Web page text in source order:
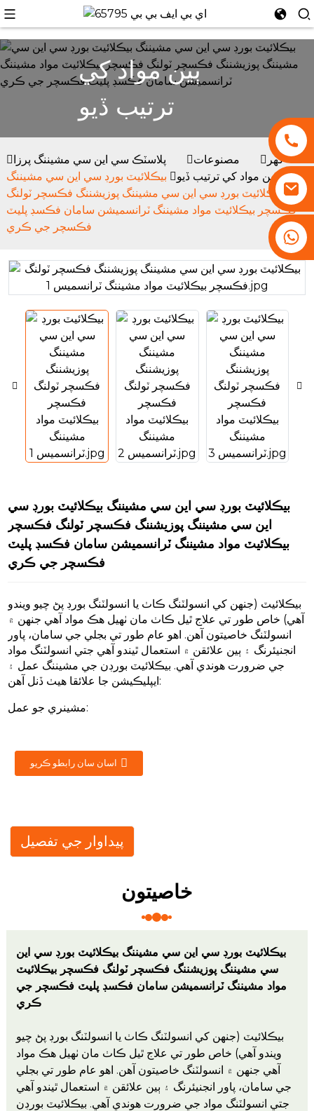
ٻين مواد کي
ترتيب ڏيو
گھر مصنوعات
پلاسٽڪ سي اين سي مشيننگ پرزا
ٻين مواد کي ترتيب ڏيو
بيڪلائيٽ بورڊ سي اين سي مشيننگ
بيڪلائيٽ بورڊ سي اين سي مشيننگ پوزيشننگ فڪسچر ٽولنگ
فڪسچر بيڪلائيٽ مواد مشيننگ ٽرانسميشن سامان فڪسڊ پليٽ
فڪسچر جي ڪري
بيڪلائيٽ بورڊ سي اين سي مشيننگ بيڪلائيٽ بورڊ سي
اين سي مشيننگ پوزيشننگ فڪسچر ٽولنگ فڪسچر
بيڪلائيٽ مواد مشيننگ ٽرانسميشن سامان فڪسڊ پليٽ
فڪسچر جي ڪري
بيڪلائيٽ (جنهن کي انسولٽنگ ڪاٺ يا انسولٽنگ بورڊ پڻ چيو ويندو
آهي) خاص طور تي علاج ٿيل ڪاٺ مان ٺهيل هڪ مواد آهي جنهن ۾
انسولٽنگ خاصيتون آهن. اهو عام طور تي بجلي جي سامان، پاور
انجنيئرنگ ۽ ٻين علائقن ۾ استعمال ٿيندو آهي جتي انسولٽنگ مواد
جي ضرورت هوندي آهي. بيڪلائيٽ بورڊن جي مشيننگ عمل ۽
ايپليڪيشن جا علائقا هيٺ ڏنل آهن:
مشينري جو عمل:
اسان سان رابطو ڪريو
پيداوار جي تفصيل
خاصيتون
بيڪلائيٽ بورڊ سي اين سي مشيننگ بيڪلائيٽ بورڊ سي اين
سي مشيننگ پوزيشننگ فڪسچر ٽولنگ فڪسچر بيڪلائيٽ
مواد مشيننگ ٽرانسميشن سامان فڪسڊ پليٽ فڪسچر جي
ڪري
بيڪلائيٽ (جنهن کي انسولٽنگ ڪاٺ يا انسولٽنگ بورڊ پڻ چيو
ويندو آهي) خاص طور تي علاج ٿيل ڪاٺ مان ٺهيل هڪ مواد
آهي جنهن ۾ انسولٽنگ خاصيتون آهن. اهو عام طور تي بجلي
جي سامان، پاور انجنيئرنگ ۽ ٻين علائقن ۾ استعمال ٿيندو آهي
جتي انسولٽنگ مواد جي ضرورت هوندي آهي. بيڪلائيٽ بورڊن